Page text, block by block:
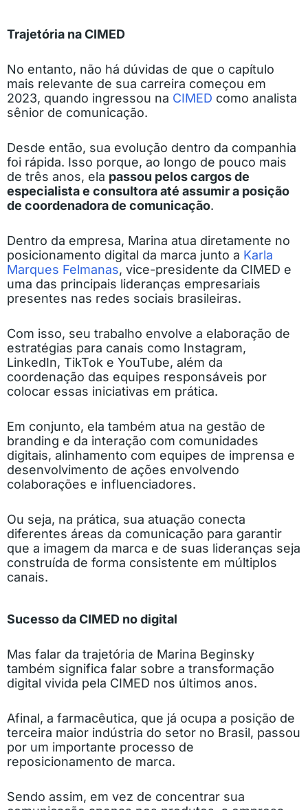
Trajetória na CIMED
No entanto, não há dúvidas de que o capítulo
mais relevante de sua carreira começou em
2023, quando ingressou na CIMED como analista
sênior de comunicação.
Desde então, sua evolução dentro da companhia
foi rápida. Isso porque, ao longo de pouco mais
de três anos, ela passou pelos cargos de
especialista e consultora até assumir a posição
de coordenadora de comunicação.
Dentro da empresa, Marina atua diretamente no
posicionamento digital da marca junto a Karla
Marques Felmanas, vice-presidente da CIMED e
uma das principais lideranças empresariais
presentes nas redes sociais brasileiras.
Com isso, seu trabalho envolve a elaboração de
estratégias para canais como Instagram,
LinkedIn, TikTok e YouTube, além da
coordenação das equipes responsáveis por
colocar essas iniciativas em prática.
Em conjunto, ela também atua na gestão de
branding e da interação com comunidades
digitais, alinhamento com equipes de imprensa e
desenvolvimento de ações envolvendo
colaborações e influenciadores.
Ou seja, na prática, sua atuação conecta
diferentes áreas da comunicação para garantir
que a imagem da marca e de suas lideranças seja
construída de forma consistente em múltiplos
canais.
Sucesso da CIMED no digital
Mas falar da trajetória de Marina Beginsky
também significa falar sobre a transformação
digital vivida pela CIMED nos últimos anos.
Afinal, a farmacêutica, que já ocupa a posição de
terceira maior indústria do setor no Brasil, passou
por um importante processo de
reposicionamento de marca.
Sendo assim, em vez de concentrar sua